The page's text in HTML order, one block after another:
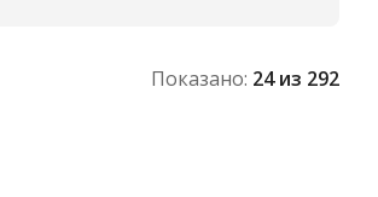
Показано: 24из 292